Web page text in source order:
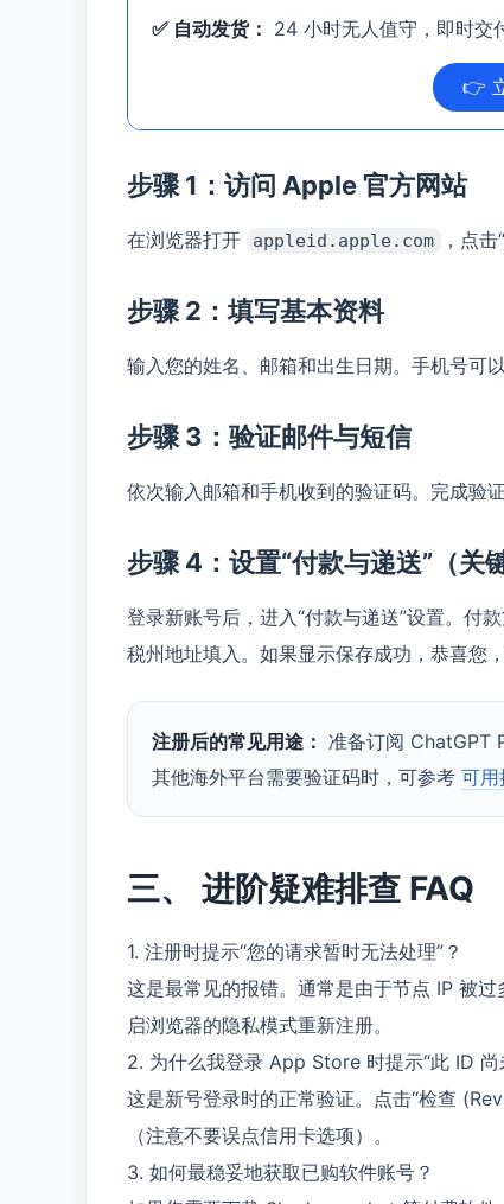
✅ 自动发货： 24 小时无人值守，即时交
👉
步骤 1：访问 Apple 官方网站
在浏览器打开 appleid.apple.com ，点
步骤 2：填写基本资料
输入您的姓名、邮箱和出生日期。手机号可
步骤 3：验证邮件与短信
依次输入邮箱和手机收到的验证码。完成验
步骤 4：设置“付款与递送”（关
登录新账号后，进入“付款与递送”设置。付
税州地址填入。如果显示保存成功，恭喜您
注册后的常见用途： 准备订阅 ChatGPT
其他海外平台需要验证码时，可参考 可用
三、 进阶疑难排查 FAQ
1. 注册时提示“您的请求暂时无法处理”？
这是最常见的报错。通常是由于节点 IP 被
启浏览器的隐私模式重新注册。
2. 为什么我登录 App Store 时提示“此 ID
这是新号登录时的正常验证。点击“检查
（注意不要误点信用卡选项）。
3. 如何最稳妥地获取已购软件账号？